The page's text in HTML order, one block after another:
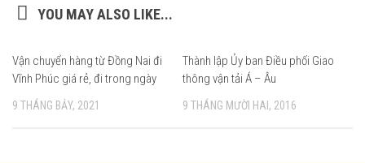
YOU MAY ALSO LIKE...
Vận chuyển hàng từ Đồng Nai đi
Vĩnh Phúc giá rẻ, đi trong ngày
9 THÁNG BẢY, 2021
Thành lập Ủy ban Điều phối Giao
thông vận tải Á – Âu
9 THÁNG MƯỜI HAI, 2016